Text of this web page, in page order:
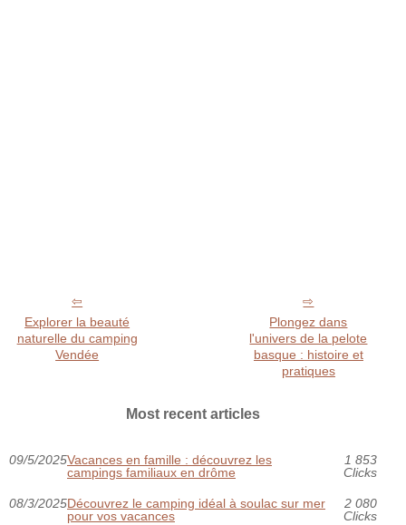
Explorer la beauté
naturelle du camping
Vendée
Plongez dans
l'univers de la pelote
basque : histoire et
pratiques
Most recent articles
09/5/2025Vacances en famille : découvrez les
campings familiaux en drôme
1 853
Clicks
08/3/2025Découvrez le camping idéal à soulac sur mer
pour vos vacances
2 080
Clicks